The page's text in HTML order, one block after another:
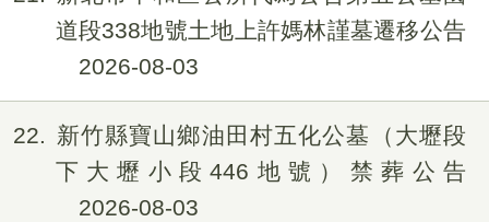
道段338地號土地上許媽林謹墓遷移公告
2026-08-03
22
新竹縣寶山鄉油田村五化公墓（大壢段
下大壢小段446地號）禁葬公告
2026-08-03